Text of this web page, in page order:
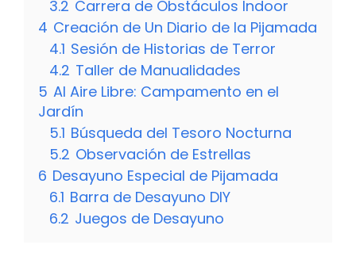
3.2 Carrera de Obstáculos Indoor
4 Creación de Un Diario de la Pijamada
4.1 Sesión de Historias de Terror
4.2 Taller de Manualidades
5 Al Aire Libre: Campamento en el
Jardín
5.1 Búsqueda del Tesoro Nocturna
5.2 Observación de Estrellas
6 Desayuno Especial de Pijamada
6.1 Barra de Desayuno DIY
6.2 Juegos de Desayuno